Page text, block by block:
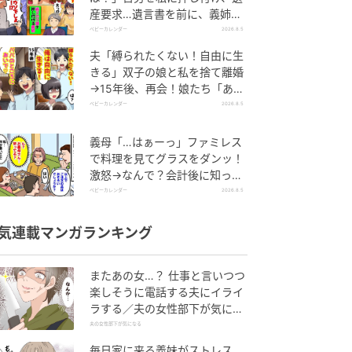
産要求…遺言書を前に、義姉が
顔面蒼白のワケ
ベビーカレンダー 2026.8.5
夫「縛られたくない！自由に生
きる」双子の娘と私を捨て離婚
→15年後、再会！娘たち「あん
た誰？」論破された元夫は
ベビーカレンダー 2026.8.5
義母「…はぁーっ」ファミレス
で料理を見てグラスをダンッ！
激怒→なんで？会計後に知った
暗黙のルール
ベビーカレンダー 2026.8.5
連載マンガランキング
またあの女…？ 仕事と言いつつ
楽しそうに電話する夫にイライ
ラする／夫の女性部下が気にな
る（1）【夫婦の危機 まんが】
夫の女性部下が気になる